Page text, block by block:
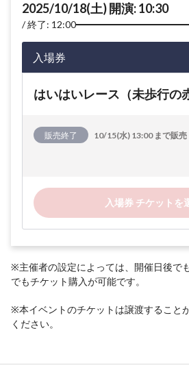
2025/10/18(土) 開演: 10:30
終了: 12:00
入場券
はいはいレース（未歩行の
販売終了 10/15(水) 13:00 まで販売
入場券 チケットを
※主催者の設定によっては、開催日後で
でもチケット購入が可能です。
※本イベントのチケットは譲渡すること
ください。